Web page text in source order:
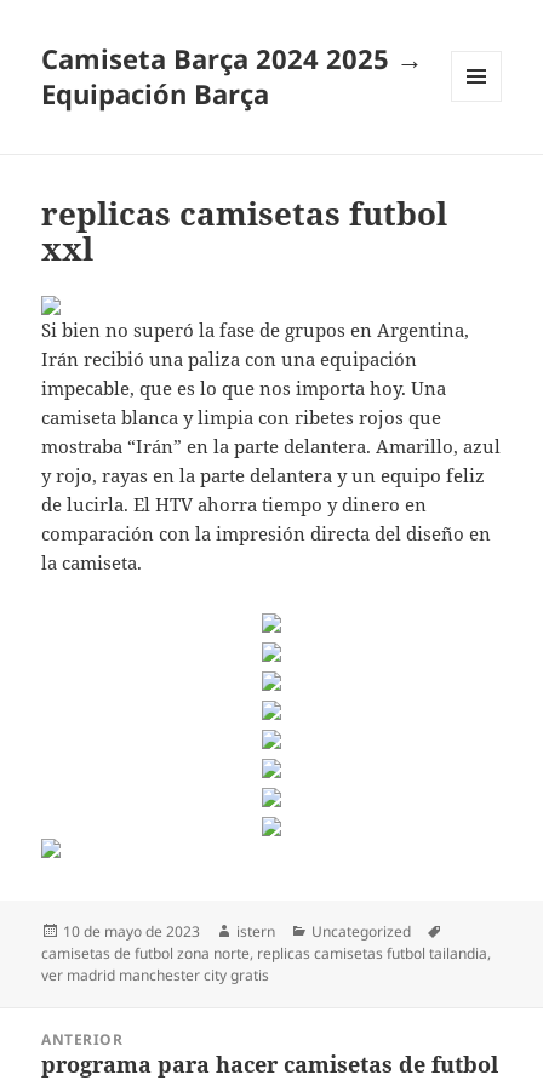
Camiseta Barça 2024 2025 →
Equipación Barça
replicas camisetas futbol
xxl
Si bien no superó la fase de grupos en Argentina,
Irán recibió una paliza con una equipación
impecable, que es lo que nos importa hoy. Una
camiseta blanca y limpia con ribetes rojos que
mostraba “Irán” en la parte delantera. Amarillo, azul
y rojo, rayas en la parte delantera y un equipo feliz
de lucirla. El HTV ahorra tiempo y dinero en
comparación con la impresión directa del diseño en
la camiseta.
Publicado
el
10 de mayo de 2023 Autor
istern Categorías
Uncategorized
camisetas de futbol zona norte, replicas camisetas futbol tailandia,
ver madrid manchester city gratis
entradas
ANTERIOR
Entrada
programa para hacer camisetas de futbol